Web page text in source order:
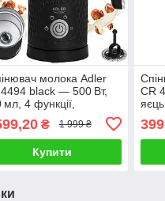
молока Adler
black — 500 Вт,
мл, 4 функції,
покриття
₴ 1 999 ₴
Купити
CR